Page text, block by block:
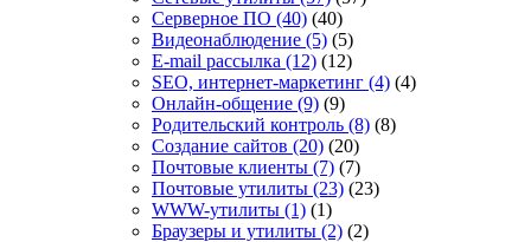
Серверное ПО (40) (40)
Видеонаблюдение (5) (5)
E-mail рассылка (12) (12)
SEO, интернет-маркетинг (4) (4)
Онлайн-общение (9) (9)
Родительский контроль (8) (8)
Создание сайтов (20) (20)
Почтовые клиенты (7) (7)
Почтовые утилиты (23) (23)
WWW-утилиты (1) (1)
Браузеры и утилиты (2) (2)